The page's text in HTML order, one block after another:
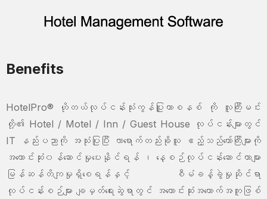
Benefits
HotelPro® ဟိုတယ်လုပ်ငန်းသုံးကွန်ပြူတာစနစ် ကို လူကြီးမင်း
တို့၏ Hotel / Motel / Inn / Guest House လုပ်ငန်းများတွင်
IT နည်းပညာကို အသုံးပြုပြီး လာရောက်တည်းခိုသူ ဧည့်သည်တော်ကြီးများကို
အကောင်းဆုံး၀န်ဆောင်မှုပေးနိုင်ရန် ၊ နေ့စဉ်လုပ်ငန်းဆောင်တာများ
မြန်ဆန်တိကျမှုရှိစေရန်နှင့် စီမံခန့်ခွဲမှုဆိုင်ရာ
လုပ်ငန်းစဉ်များ ချမှတ်ရေးဆွဲရာတွင် အကောင်းဆုံးအထောက်အကူဖြစ်